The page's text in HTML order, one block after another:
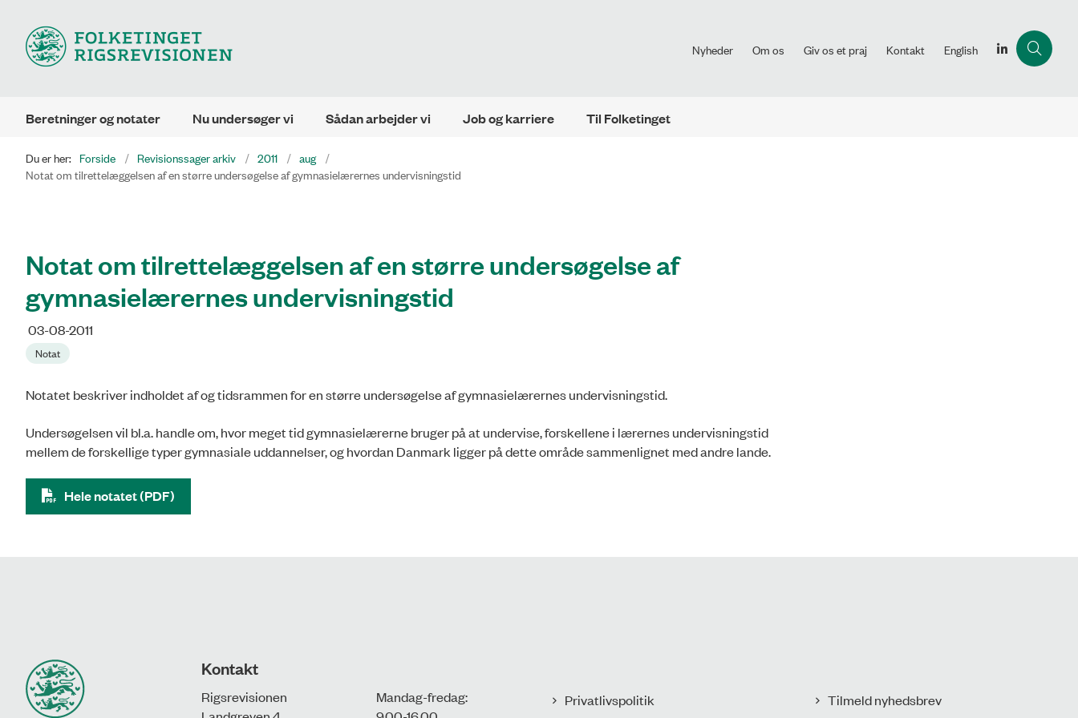
Nyheder Om os Giv os et praj Kontakt English
Beretninger og notater Nu undersøger vi Sådan arbejder vi Job og karriere Til Folketinget
Du er her: Forside Revisionssager arkiv 2011
aug
Notat om tilrettelæggelsen af en større undersøgelse af gymnasielærernes undervisnings­tid
Notat om tilrettelæggelsen af en større undersøgelse af
gymnasielærernes undervisnings­tid
03-08-2011
Notat
Notatet beskriver indholdet af og tidsrammen for en større undersøgelse af gymnasielærernes undervisningstid.
Undersøgelsen vil bl.a. handle om, hvor meget tid gymnasielærerne bruger på at undervise, forskellene i lærernes undervisningstid
mellem de forskellige typer gymnasiale uddannelser, og hvordan Danmark ligger på dette område sammenlignet med andre lande.
Hele notatet (PDF)
Kontakt
Rigsrevisionen
Mandag-fredag:
Privatlivspolitik
Tilmeld nyhedsbrev